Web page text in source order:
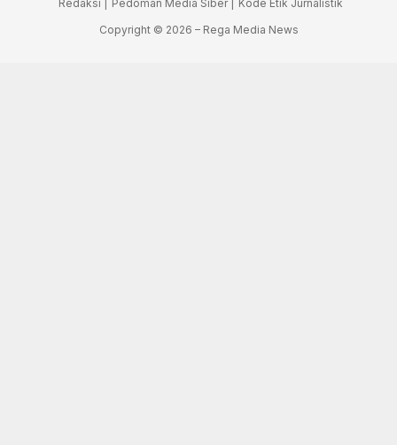
Redaksi | Pedoman Media Siber |
Kode Etik Jurnalistik
Copyright © 2026 – Rega Media News